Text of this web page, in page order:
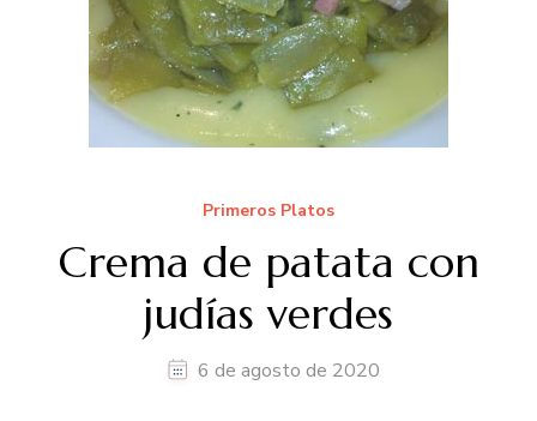
Primeros Platos
Crema de patata con
judías verdes
6 de agosto de 2020